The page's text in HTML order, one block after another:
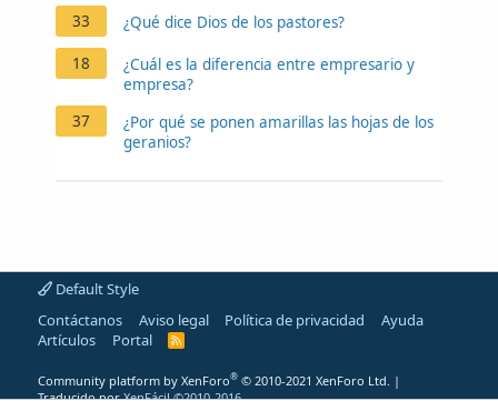
33 ¿Qué dice Dios de los pastores?
18
¿Cuál es la diferencia entre empresario y
empresa?
37
¿Por qué se ponen amarillas las hojas de los
geranios?
Default Style
Contáctanos
Aviso legal Política de privacidad
Ayuda
Artículos
Portal
R
S
Community platform by XenForo® © 2010-2021 XenForo Ltd. |
Traducido porXenFácil ©2010-2016